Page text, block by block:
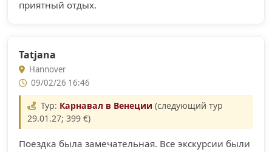
приятный отдых.
Tatjana
Hannover
09/02/26 16:46
Тур: Карнавал в Венеции (следующий тур
29.01.27; 399 €)
Поездка была замечательная. Все экскурсии были